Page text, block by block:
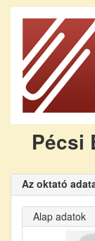
Pécsi
Az oktató
Alap adatok